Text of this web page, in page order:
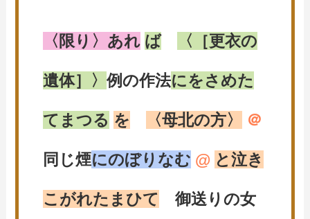
〈限り〉あれ ば 〈［更衣の
遺体］〉 例の作法にをさめた
てまつる を 〈母北の方〉 ＠
同じ煙にのぼりなむ @ と泣き
こがれたまひて 御送りの女